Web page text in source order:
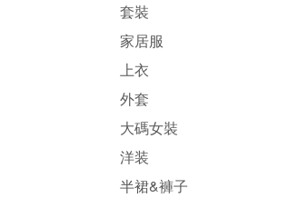
套裝
家居服
上衣
外套
大碼女裝
洋装
半裙&褲子